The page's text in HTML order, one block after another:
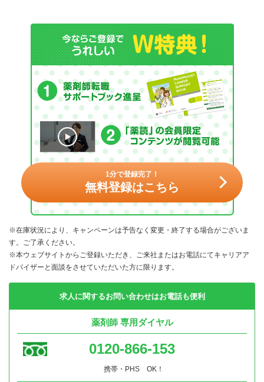
※在庫状況により、キャンペーンは予告なく変更・終了する場合がございま
す。ご了承ください。
※本ウェブサイトからご登録いただき、ご来社またはお電話にてキャリアア
ドバイザーと面談をさせていただいた方に限ります。
1分で登録完了！
無料登録はこちら
求人に関するお問い合わせはお電話も便利
薬剤師 専用ダイヤル
0120-866-153
携帯・PHS OK！